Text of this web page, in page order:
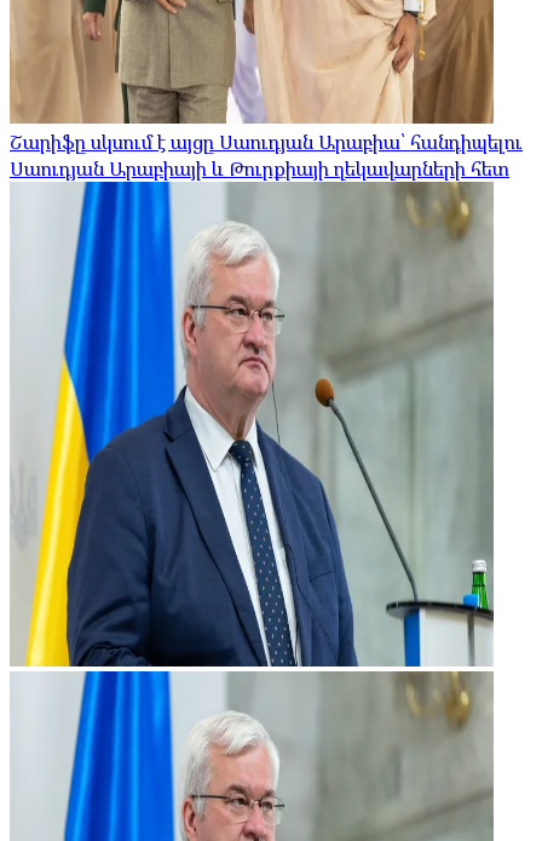
Շարիֆը սկսում է այցը Սաուդյան Արաբիա՝ հանդիպելու
Սաուդյան Արաբիայի և Թուրքիայի ղեկավարների հետ